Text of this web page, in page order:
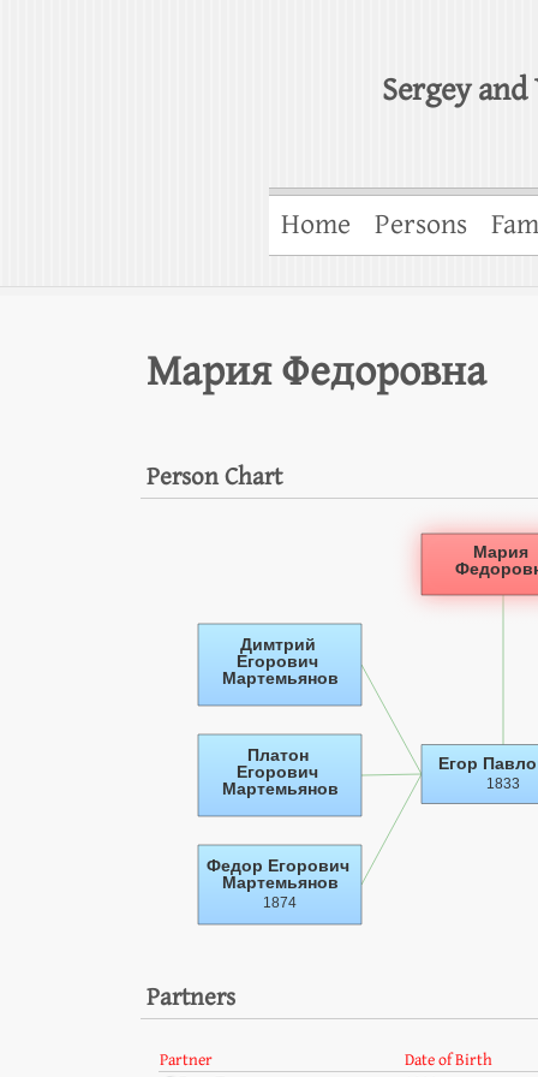
Sergey
Home Persons
Мария Федоровна
Person Chart
Partners
Partner
Date of Birth